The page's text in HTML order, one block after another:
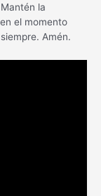
la
el momento
Amén.